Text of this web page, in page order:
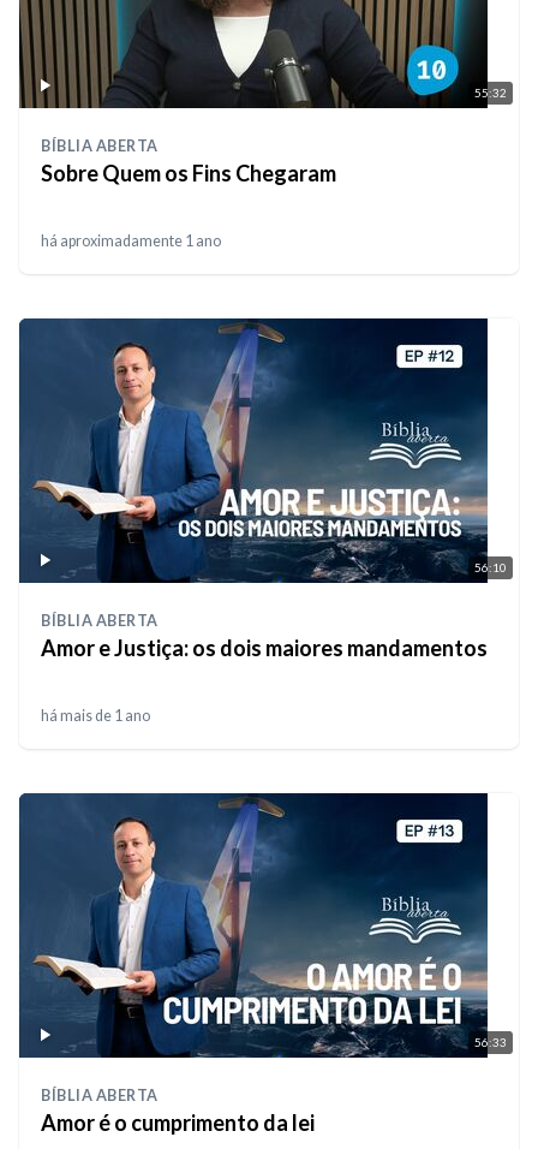
55:32
BÍBLIA ABERTA
Sobre Quem os Fins Chegaram
há aproximadamente 1 ano
56:10
BÍBLIA ABERTA
Amor e Justiça: os dois maiores mandamentos
há mais de 1 ano
56:33
BÍBLIA ABERTA
Amor é o cumprimento da lei